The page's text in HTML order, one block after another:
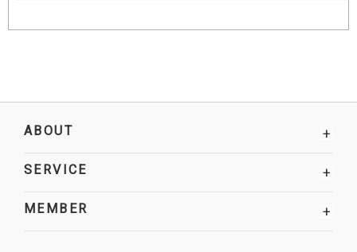
ABOUT +
SERVICE +
MEMBER +